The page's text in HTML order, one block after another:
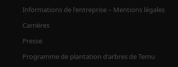
Informations de l'entreprise – Mentions légales
Carrières
Presse
Programme de plantation d'arbres de Temu